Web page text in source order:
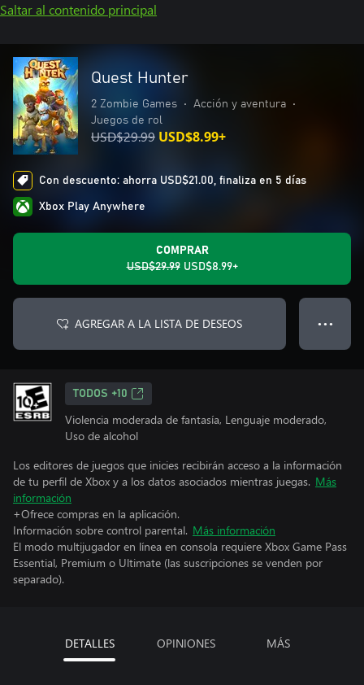
Saltar al contenido principal
Quest Hunter
2 Zombie Games • Acción y aventura
•
Juegos de rol
USD$29.99 USD$8.99+
Con descuento: ahorra USD$21.00, finaliza en 5 días
Xbox Play Anywhere
COMPRAR
USD$29.99 USD$8.99+
AGREGAR A LA LISTA DE DESEOS ● ● ●
TODOS +10
Violencia moderada de fantasía, Lenguaje moderado,
Uso de alcohol
Los editores de juegos que inicies recibirán acceso a la información
de tu perfil de Xbox y a los datos asociados mientras juegas. Más
información
+Ofrece compras en la aplicación.
Información sobre control parental. Más información
El modo multijugador en línea en consola requiere Xbox Game Pass
Essential, Premium o Ultimate (las suscripciones se venden por
separado).
DETALLES OPINIONES MÁS